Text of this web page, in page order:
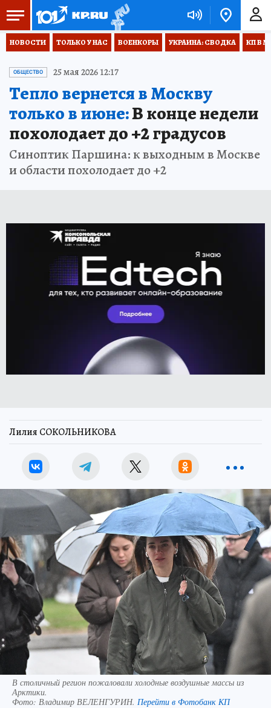
НОВОСТИ ТОЛЬКО У НАС ВОЕНКОРЫ УКРАИНА: СВОДКА КП В
ОБЩЕСТВО 25 мая 2026 12:17
Тепло вернется в Москву
только в июне:В конце недели
похолодает до +2 градусов
Синоптик Паршина: к выходным в Москве
и области похолодает до +2
Лилия СОКОЛЬНИКОВА
В столичный регион пожаловали холодные воздушные массы из
Арктики.
Фото: Владимир ВЕЛЕНГУРИН. Перейти в Фотобанк КП